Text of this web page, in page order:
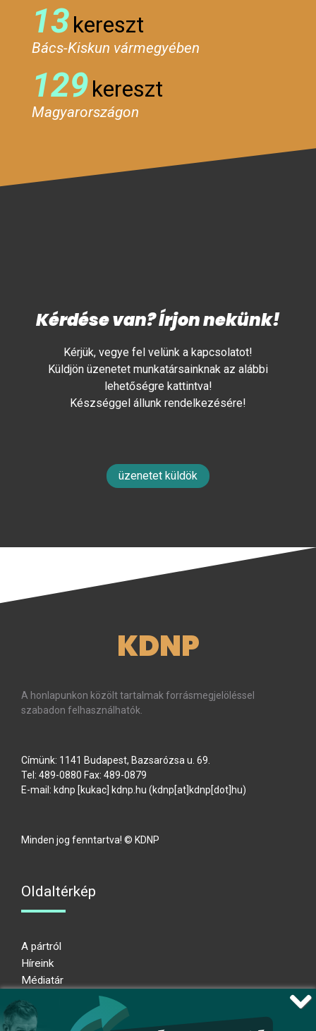
13kereszt
Bács-Kiskun vármegyében
129kereszt
Magyarországon
Kérdése van? Írjon nekünk!
Kérjük, vegye fel velünk a kapcsolatot!
Küldjön üzenetet munkatársainknak az alábbi
lehetőségre kattintva!
Készséggel állunk rendelkezésére!
üzenetet küldök
KDNP
A honlapunkon közölt tartalmak forrásmegjelöléssel
szabadon felhasználhatók.
Címünk: 1141 Budapest, Bazsarózsa u. 69.
Tel: 489-0880 Fax: 489-0879
E-mail: kdnp [kukac] kdnp.hu (kdnp[at]kdnp[dot]hu)
Minden jog fenntartva! © KDNP
Oldaltérkép
A pártról
Híreink
Médiatár
Adatkezelési nyilatkozat